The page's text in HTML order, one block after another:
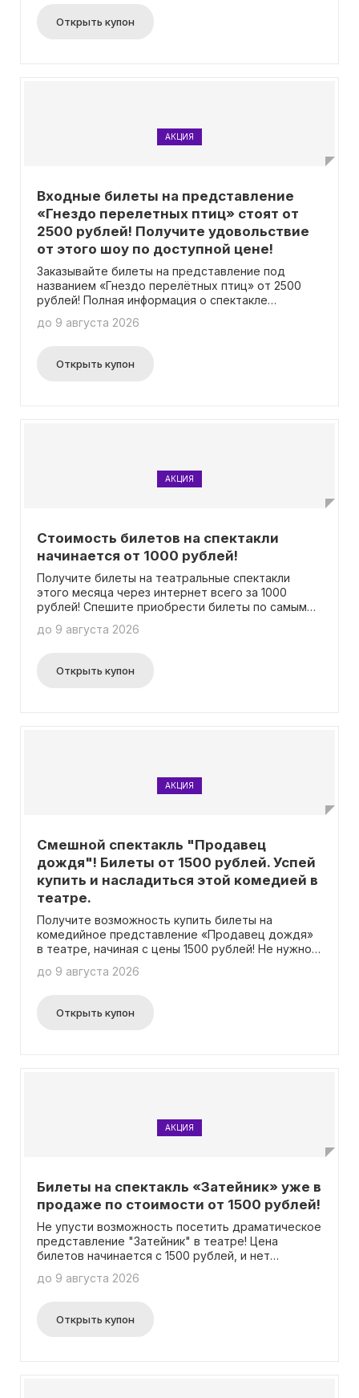
Открыть купон
АКЦИЯ
Входные билеты на представление
«Гнездо перелетных птиц» стоят от
2500 рублей! Получите удовольствие
от этого шоу по доступной цене!
Заказывайте билеты на представление под
названием «Гнездо перелётных птиц» от 2500
рублей! Полная информация о спектакле
Пользование промокодом необязательно.
до 9 августа 2026
Открыть купон
АКЦИЯ
Стоимость билетов на спектакли
начинается от 1000 рублей!
Получите билеты на театральные спектакли
этого месяца через интернет всего за 1000
рублей! Спешите приобрести билеты по самым
Выбирайте и оплачивайте билеты без
до 9 августа 2026
Открыть купон
АКЦИЯ
Смешной спектакль "Продавец
дождя"! Билеты от 1500 рублей. Успей
купить и насладиться этой комедией в
театре.
Получите возможность купить билеты на
комедийное представление «Продавец дождя»
в театре, начиная с цены 1500 рублей! Не нужно
до 9 августа 2026
Открыть купон
АКЦИЯ
Билеты на спектакль «Затейник» уже в
продаже по стоимости от 1500 рублей!
Не упусти возможность посетить драматическое
представление "Затейник" в театре! Цена
билетов начинается с 1500 рублей, и нет
до 9 августа 2026
Открыть купон